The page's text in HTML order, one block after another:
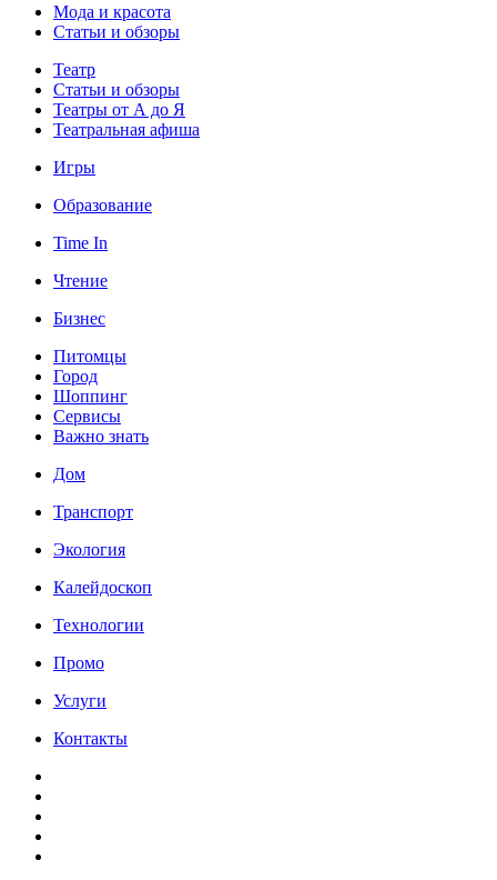
Мода и красота
Статьи и обзоры
Театр
Статьи и обзоры
Театры от А до Я
Театральная афиша
Игры
Образование
Time In
Чтение
Бизнес
Питомцы
Город
Шоппинг
Сервисы
Важно знать
Дом
Транспорт
Экология
Калейдоскоп
Технологии
Промо
Услуги
Контакты